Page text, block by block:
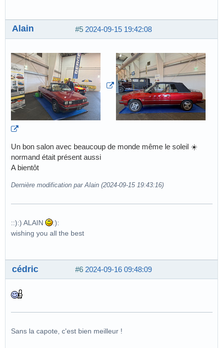
#5 2024-09-15 19:42:08
Alain
Un bon salon avec beaucoup de monde même le soleil ☀️
normand était présent aussi
A bientôt
Dernière modification par Alain (2024-09-15 19:43:16)
::):) ALAIN
:):
wishing you all the best
#6 2024-09-16 09:48:09
cédric
Sans la capote, c'est bien meilleur !